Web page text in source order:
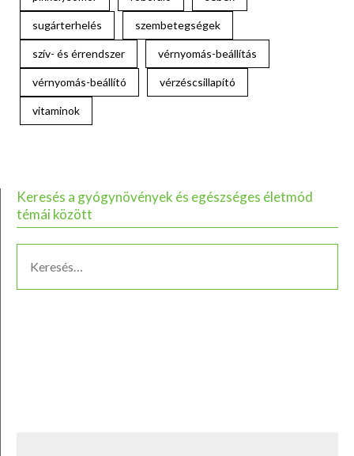
sugárterhelés szembetegségek
szív- és érrendszer vérnyomás-beállítás
vérnyomás-beállító vérzéscsillapító
vitaminok
Keresés a gyógynövények és egészséges életmód
témái között